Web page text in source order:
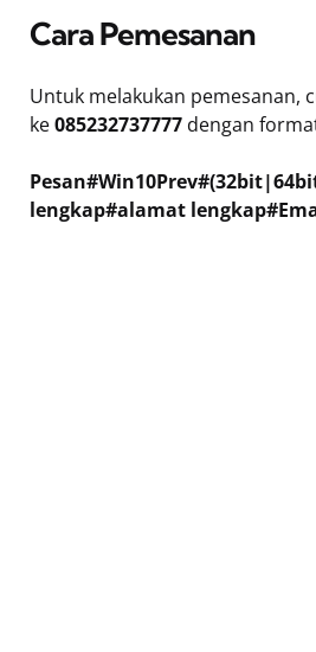
Cara Pemesanan
Untuk melakukan pemesanan,
ke085232737777 dengan
lengkap#alamat